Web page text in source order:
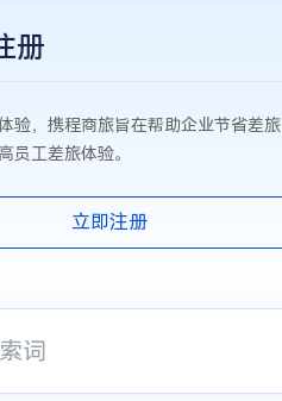
册
验，携程商旅旨在帮助企业节省差旅
员工差旅体验。
立即注册